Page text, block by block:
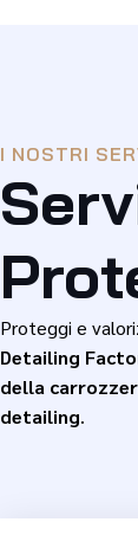
I NOSTRI
Proteggi e
Detailing
della
detailing.